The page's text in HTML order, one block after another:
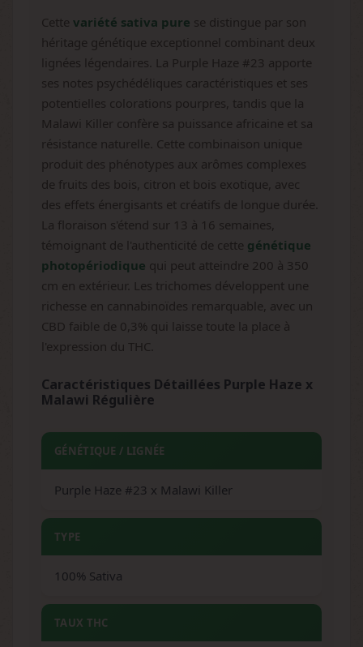
Cette variété sativa pure se distingue par son
héritage génétique exceptionnel combinant deux
lignées légendaires. La Purple Haze #23 apporte
ses notes psychédéliques caractéristiques et ses
potentielles colorations pourpres, tandis que la
Malawi Killer confère sa puissance africaine et sa
résistance naturelle. Cette combinaison unique
produit des phénotypes aux arômes complexes
de fruits des bois, citron et bois exotique, avec
des effets énergisants et créatifs de longue durée.
La floraison s'étend sur 13 à 16 semaines,
témoignant de l'authenticité de cette génétique
photopériodique qui peut atteindre 200 à 350
cm en extérieur. Les trichomes développent une
richesse en cannabinoïdes remarquable, avec un
CBD faible de 0,3% qui laisse toute la place à
l'expression du THC.
Caractéristiques Détaillées Purple Haze x
Malawi Régulière
GÉNÉTIQUE / LIGNÉE
Purple Haze #23 x Malawi Killer
TYPE
100% Sativa
TAUX THC